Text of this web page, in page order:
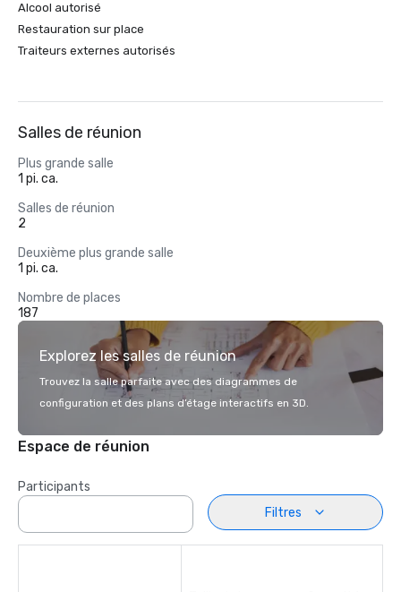
Alcool autorisé
Restauration sur place
Traiteurs externes autorisés
Salles de réunion
Plus grande salle
1 pi. ca.
Salles de réunion
2
Deuxième plus grande salle
1 pi. ca.
Nombre de places
187
Explorez les salles de réunion
Trouvez la salle parfaite avec des diagrammes de
configuration et des plans d’étage interactifs en 3D.
Espace de réunion
Participants
Filtres